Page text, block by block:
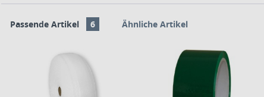
Passende Artikel 6 Ähnliche Artikel